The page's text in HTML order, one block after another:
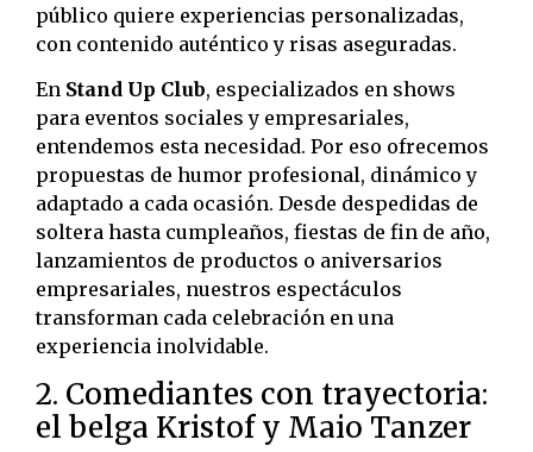
público quiere experiencias personalizadas,
con contenido auténtico y risas aseguradas.
En Stand Up Club, especializados en shows
para eventos sociales y empresariales,
entendemos esta necesidad. Por eso ofrecemos
propuestas de humor profesional, dinámico y
adaptado a cada ocasión. Desde despedidas de
soltera hasta cumpleaños, fiestas de fin de año,
lanzamientos de productos o aniversarios
empresariales, nuestros espectáculos
transforman cada celebración en una
experiencia inolvidable.
2. Comediantes con trayectoria:
el belga Kristof y Maio Tanzer